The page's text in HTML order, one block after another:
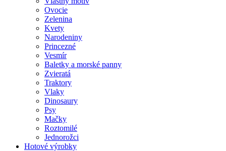
Ovocie
Zelenina
Kvety
Narodeniny
Princezné
Vesmír
Baletky a morské panny
Zvieratá
Traktory
Vlaky
Dinosaury
Psy
Mačky
Roztomilé
Jednorožci
Hotové výrobky